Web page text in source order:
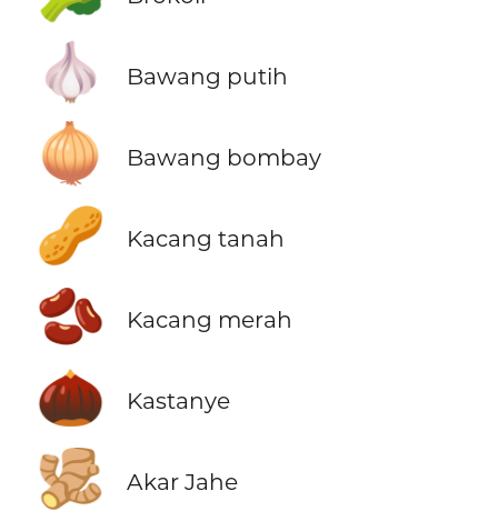
🧄 Bawang putih
🧅 Bawang bombay
🥜 Kacang tanah
🫘 Kacang merah
🌰 Kastanye
🫚 Akar Jahe